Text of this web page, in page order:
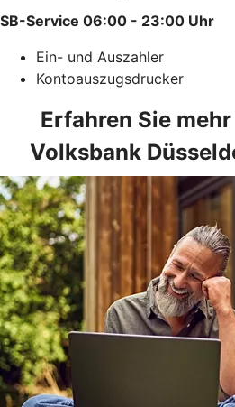
SB-Service 06:00 - 23:00 Uhr
Ein- und Auszahler
Kontoauszugsdrucker
Erfahren Sie
Volksbank